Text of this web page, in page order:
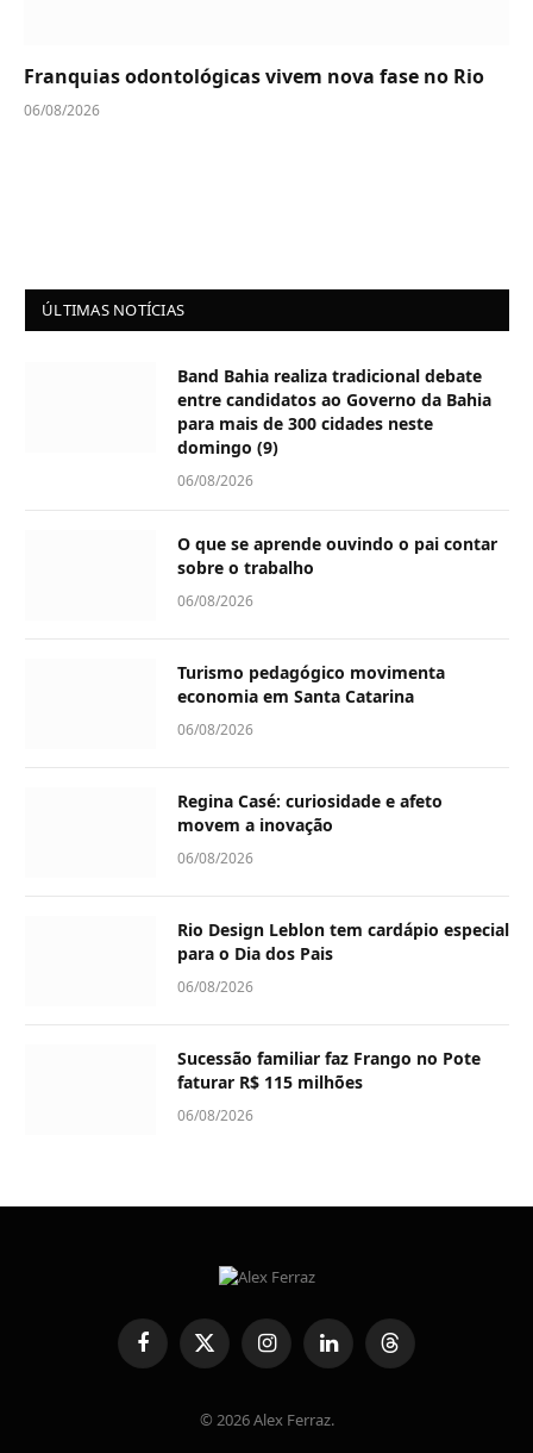
Franquias odontológicas vivem nova fase no Rio
06/08/2026
ÚLTIMAS NOTÍCIAS
Band Bahia realiza tradicional debate
entre candidatos ao Governo da Bahia
para mais de 300 cidades neste
domingo (9)
06/08/2026
O que se aprende ouvindo o pai contar
sobre o trabalho
06/08/2026
Turismo pedagógico movimenta
economia em Santa Catarina
06/08/2026
Regina Casé: curiosidade e afeto
movem a inovação
06/08/2026
Rio Design Leblon tem cardápio especial
para o Dia dos Pais
06/08/2026
Sucessão familiar faz Frango no Pote
faturar R$ 115 milhões
06/08/2026
FacebookX
(Twitter)
InstagramLinkedInThreads
© 2026 Alex Ferraz.